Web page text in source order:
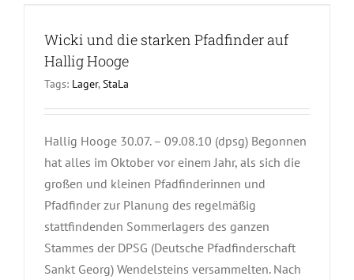
Wicki und die starken Pfadfinder auf
Hallig Hooge
Tags: Lager,StaLa
Hallig Hooge 30.07. – 09.08.10 (dpsg) Begonnen
hat alles im Oktober vor einem Jahr, als sich die
großen und kleinen Pfadfinderinnen und
Pfadfinder zur Planung des regelmäßig
stattfindenden Sommerlagers des ganzen
Stammes der DPSG (Deutsche Pfadfinderschaft
Sankt Georg) Wendelsteins versammelten. Nach